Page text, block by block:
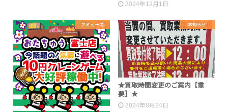
2024年12月1日
アミューズ お知らせ
★買取時間変更のご案内【重
要】★
2024年8月24日